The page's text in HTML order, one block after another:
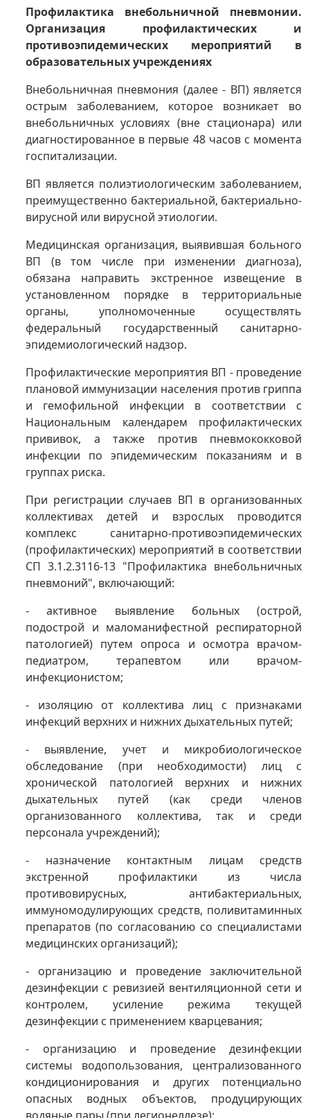
Профилактика внебольничной пневмонии.
Организация профилактических и
противоэпидемических мероприятий в
образовательных учреждениях
Внебольничная пневмония (далее - ВП) является
острым заболеванием, которое возникает во
внебольничных условиях (вне стационара) или
диагностированное в первые 48 часов с момента
госпитализации.
ВП является полиэтиологическим заболеванием,
преимущественно бактериальной, бактериально-
вирусной или вирусной этиологии.
Медицинская организация, выявившая больного
ВП (в том числе при изменении диагноза),
обязана направить экстренное извещение в
установленном порядке в территориальные
органы, уполномоченные осуществлять
федеральный государственный санитарно-
эпидемиологический надзор.
Профилактические мероприятия ВП - проведение
плановой иммунизации населения против гриппа
и гемофильной инфекции в соответствии с
Национальным календарем профилактических
прививок, а также против пневмококковой
инфекции по эпидемическим показаниям и в
группах риска.
При регистрации случаев ВП в организованных
коллективах детей и взрослых проводится
комплекс санитарно-противоэпидемических
(профилактических) мероприятий в соответствии
СП 3.1.2.3116-13 "Профилактика внебольничных
пневмоний", включающий:
- активное выявление больных (острой,
подострой и маломанифестной респираторной
патологией) путем опроса и осмотра врачом-
педиатром, терапевтом или врачом-
инфекционистом;
- изоляцию от коллектива лиц с признаками
инфекций верхних и нижних дыхательных путей;
- выявление, учет и микробиологическое
обследование (при необходимости) лиц с
хронической патологией верхних и нижних
дыхательных путей (как среди членов
организованного коллектива, так и среди
персонала учреждений);
- назначение контактным лицам средств
экстренной профилактики из числа
противовирусных, антибактериальных,
иммуномодулирующих средств, поливитаминных
препаратов (по согласованию со специалистами
медицинских организаций);
- организацию и проведение заключительной
дезинфекции с ревизией вентиляционной сети и
контролем, усиление режима текущей
дезинфекции с применением кварцевания;
- организацию и проведение дезинфекции
системы водопользования, централизованного
кондиционирования и других потенциально
опасных водных объектов, продуцирующих